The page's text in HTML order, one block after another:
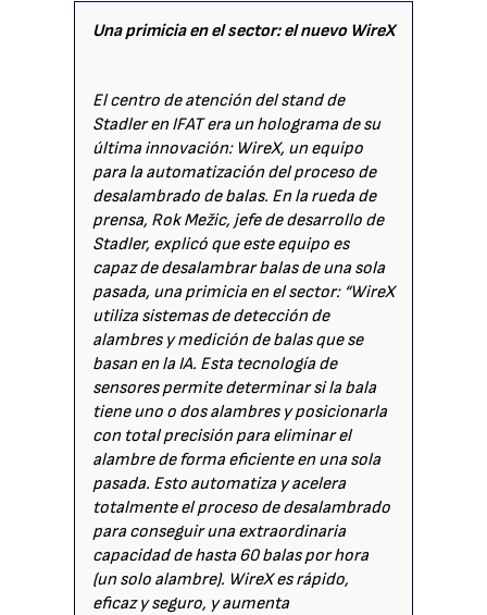
Una primicia en el sector: el nuevo WireX
El centro de atención del stand de
Stadler en IFAT era un holograma de su
última innovación: WireX, un equipo
para la automatización del proceso de
desalambrado de balas. En la rueda de
prensa, Rok Mežic, jefe de desarrollo de
Stadler, explicó que este equipo es
capaz de desalambrar balas de una sola
pasada, una primicia en el sector: “WireX
utiliza sistemas de detección de
alambres y medición de balas que se
basan en la IA. Esta tecnología de
sensores permite determinar si la bala
tiene uno o dos alambres y posicionarla
con total precisión para eliminar el
alambre de forma eficiente en una sola
pasada. Esto automatiza y acelera
totalmente el proceso de desalambrado
para conseguir una extraordinaria
capacidad de hasta 60 balas por hora
(un solo alambre). WireX es rápido,
eficaz y seguro, y aumenta